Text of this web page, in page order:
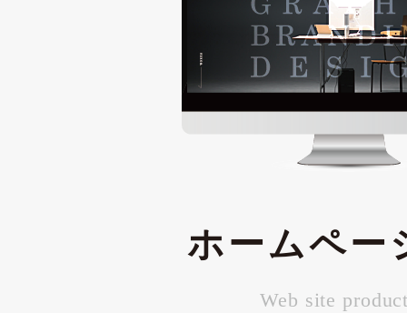
ホームペー
Web site